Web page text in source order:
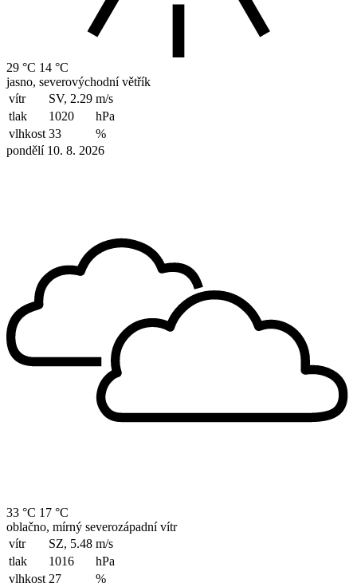
29 °C 14 °C
jasno, severovýchodní větřík
vítr
SV, 2.29 m/s
tlak
1020
hPa
vlhkost 33
%
pondělí 10. 8. 2026
33 °C 17 °C
oblačno, mírný severozápadní vítr
vítr
SZ, 5.48 m/s
tlak
1016
hPa
vlhkost 27
%